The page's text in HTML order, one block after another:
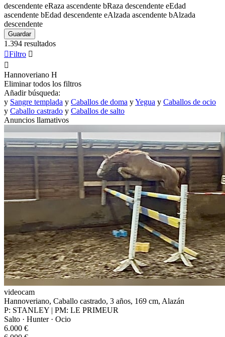
descendente eRaza ascendente bRaza descendente eEdad
ascendente bEdad descendente eAlzada ascendente bAlzada
descendente
Guardar
1.394 resultados
Filtro 

Hannoveriano H
Eliminar todos los filtros
Añadir búsqueda:
y Sangre templada y Caballos de doma yYegua y Caballos de ocio
y Caballo castrado y Caballos de salto
Anuncios llamativos
videocam
Hannoveriano, Caballo castrado, 3 años, 169 cm, Alazán
P: STANLEY | PM: LE PRIMEUR
Salto · Hunter · Ocio
6.000 €